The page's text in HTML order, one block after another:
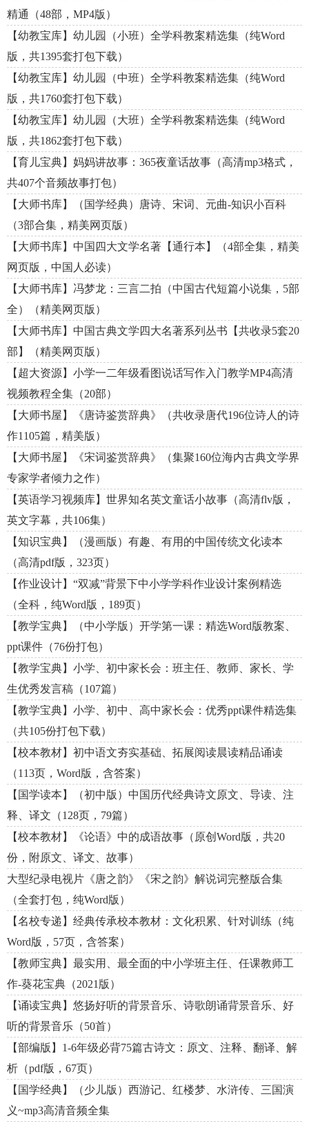
精通（48部，MP4版）
【幼教宝库】幼儿园（小班）全学科教案精选集（纯Word
版，共1395套打包下载）
【幼教宝库】幼儿园（中班）全学科教案精选集（纯Word
版，共1760套打包下载）
【幼教宝库】幼儿园（大班）全学科教案精选集（纯Word
版，共1862套打包下载）
【育儿宝典】妈妈讲故事：365夜童话故事（高清mp3格式，
共407个音频故事打包）
【大师书库】（国学经典）唐诗、宋词、元曲-知识小百科
（3部合集，精美网页版）
【大师书库】中国四大文学名著【通行本】（4部全集，精美
网页版，中国人必读）
【大师书库】冯梦龙：三言二拍（中国古代短篇小说集，5部
全）（精美网页版）
【大师书库】中国古典文学四大名著系列丛书【共收录5套20
部】（精美网页版）
【超大资源】小学一二年级看图说话写作入门教学MP4高清
视频教程全集（20部）
【大师书屋】《唐诗鉴赏辞典》（共收录唐代196位诗人的诗
作1105篇，精美版）
【大师书屋】《宋词鉴赏辞典》（集聚160位海内古典文学界
专家学者倾力之作）
【英语学习视频库】世界知名英文童话小故事（高清flv版，
英文字幕，共106集）
【知识宝典】（漫画版）有趣、有用的中国传统文化读本
（高清pdf版，323页）
【作业设计】“双减”背景下中小学学科作业设计案例精选
（全科，纯Word版，189页）
【教学宝典】（中小学版）开学第一课：精选Word版教案、
ppt课件（76份打包）
【教学宝典】小学、初中家长会：班主任、教师、家长、学
生优秀发言稿（107篇）
【教学宝典】小学、初中、高中家长会：优秀ppt课件精选集
（共105份打包下载）
【校本教材】初中语文夯实基础、拓展阅读晨读精品诵读
（113页，Word版，含答案）
【国学读本】（初中版）中国历代经典诗文原文、导读、注
释、译文（128页，79篇）
【校本教材】《论语》中的成语故事（原创Word版，共20
份，附原文、译文、故事）
大型纪录电视片《唐之韵》《宋之韵》解说词完整版合集
（全套打包，纯Word版）
【名校专递】经典传承校本教材：文化积累、针对训练（纯
Word版，57页，含答案）
【教师宝典】最实用、最全面的中小学班主任、任课教师工
作-葵花宝典（2021版）
【诵读宝典】悠扬好听的背景音乐、诗歌朗诵背景音乐、好
听的背景音乐（50首）
【部编版】1-6年级必背75篇古诗文：原文、注释、翻译、解
析（pdf版，67页）
【国学经典】（少儿版）西游记、红楼梦、水浒传、三国演
义~mp3高清音频全集